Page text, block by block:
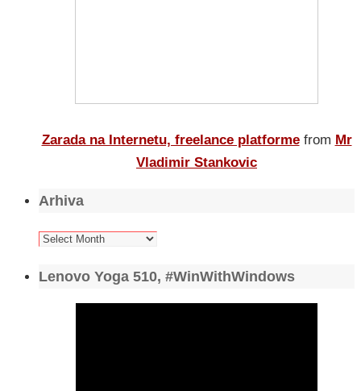
Zarada na Internetu, freelance platforme from Mr
Vladimir Stankovic
Arhiva
Arhiva
Lenovo Yoga 510, #WinWithWindows